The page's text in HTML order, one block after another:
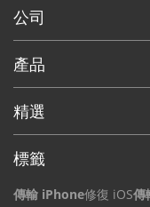
公司
產品
精選
標籤
傳輸 iPhone修復 iOS傳